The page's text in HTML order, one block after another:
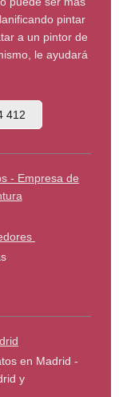
pintar
a un pintor de
le ayudará
412
- Empresa de
en Madrid -
y